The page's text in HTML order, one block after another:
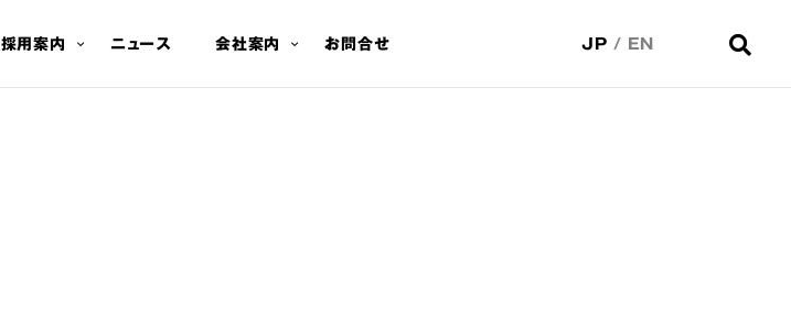
採用案内 ニュース 会社案内 お問合せ JP / EN